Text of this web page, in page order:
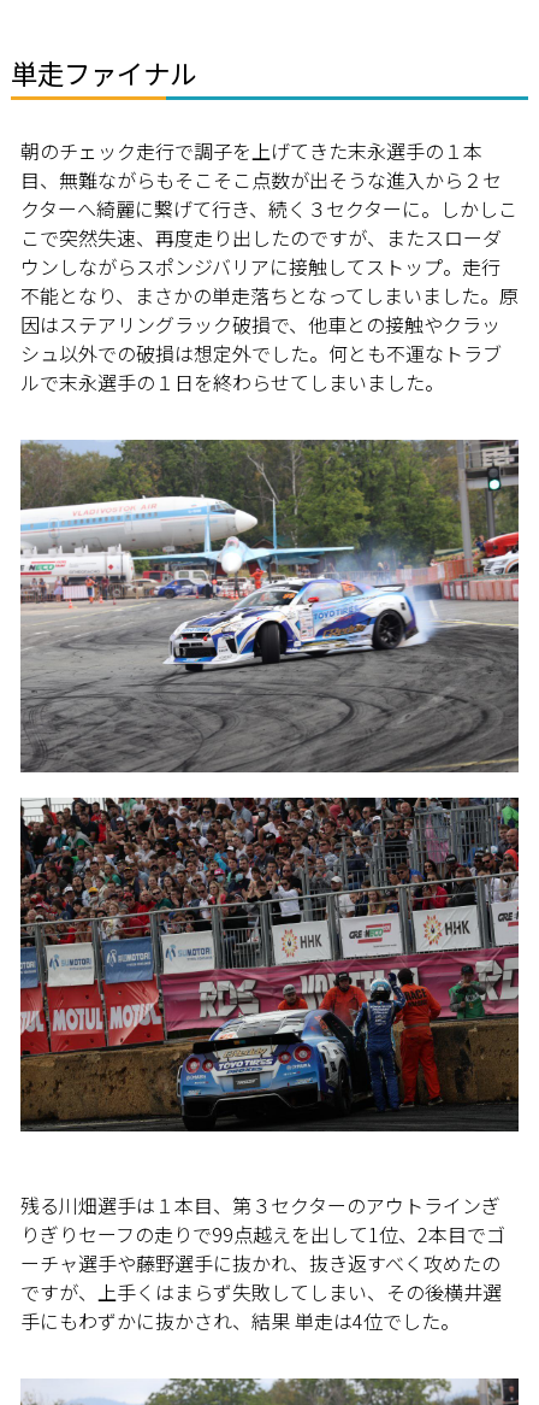
単走ファイナル
朝のチェック走行で調子を上げてきた末永選手の１本
目、無難ながらもそこそこ点数が出そうな進入から２セ
クターへ綺麗に繋げて行き、続く３セクターに。しかしこ
こで突然失速、再度走り出したのですが、またスローダ
ウンしながらスポンジバリアに接触してストップ。走行
不能となり、まさかの単走落ちとなってしまいました。原
因はステアリングラック破損で、他車との接触やクラッ
シュ以外での破損は想定外でした。何とも不運なトラブ
ルで末永選手の１日を終わらせてしまいました。
残る川畑選手は１本目、第３セクターのアウトラインぎ
りぎりセーフの走りで99点越えを出して1位、2本目でゴ
ーチャ選手や藤野選手に抜かれ、抜き返すべく攻めたの
ですが、上手くはまらず失敗してしまい、その後横井選
手にもわずかに抜かされ、結果 単走は4位でした。